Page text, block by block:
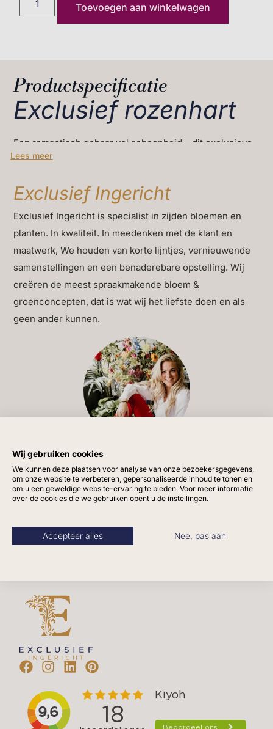
Toevoegen aan winkelwagen
Productspecificatie
Exclusief rozenhart
Een romantisch gebaar vol schoonheid – dit exclusieve
rozenhart is de perfecte manier om je geliefde te
Rozen staan bekend om hun elegante, volle bloei en
romantische kleuren, die een gevoel van tederheid en
liefde uitstralen. Dit hart is een verfijnd cadeau dat de
romantiek van de dag extra bijzonder maakt.
Geef een stukje pure liefde, met de tijdloze schoonheid
van rozen.
Exclusief Ingericht specialist in
zijden bloemen en kunstplanten
Exclusief Ingericht is specialist in zijden bloemen en
planten. In kwaliteit. In meedenken met de klant en
past bij de looproutes van jouw personeel of klanten. We
houden van korte lijntjes, vernieuwende
samenstellingen en een benaderbare opstelling. Wij
creëren de meest spraakmakende groenconcepten, dat
dan kun je kijken bij de
vraag hier niet tussen? Stuur dan een berichtje
WhatsApp
naar:info@exclusiefingericht.nl
Lees meer
Exclusief Ingericht
Exclusief Ingericht is specialist in zijden bloemen en
planten. In kwaliteit. In meedenken met de klant en
maatwerk, We houden van korte lijntjes, vernieuwende
samenstellingen en een benaderebare opstelling. Wij
creëren de meest spraakmakende bloem &
groenconcepten, dat is wat wij het liefste doen en als
geen ander kunnen.
Vragen?
Heb je vragen of ben je op zoek naar extra informatie?
Dan kun je kijken bij deveelgestelde vragen. Staat jouw
WhatsApp, mail of via onscontactformulier
Wij helpen je graag!
Wij gebruiken cookies
We kunnen deze plaatsen voor analyse van onze bezoekersgegevens,
om onze website te verbeteren, gepersonaliseerde inhoud te tonen en
om u een geweldige website-ervaring te bieden. Voor meer informatie
over de cookies die we gebruiken opent u de instellingen.
Accepteer alles Nee, pas aan